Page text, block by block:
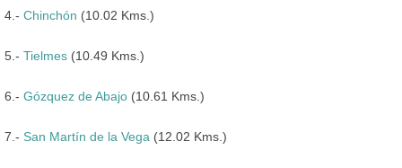
4.- Chinchón (10.02 Kms.)
5.- Tielmes (10.49 Kms.)
6.- Gózquez de Abajo (10.61 Kms.)
7.- San Martín de la Vega (12.02 Kms.)